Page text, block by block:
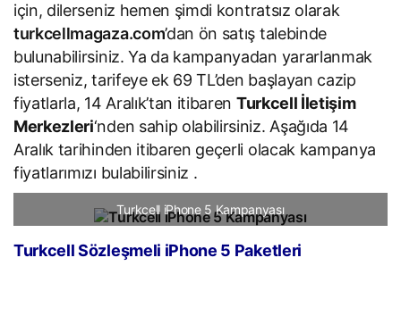
için, dilerseniz hemen şimdi kontratsız olarak
turkcellmagaza.com​’dan ön satış talebinde
bulunabilirsiniz. Ya da kampanyadan yararlanmak
isterseniz, tarifeye ek 69 TL’den başlayan cazip
fiyatlarla, 14 Aralık’tan itibaren Turkcell İletişim
Merkezleri‘nden sahip olabilirsiniz. Aşağıda 14
Aralık tarihinden itibaren geçerli olacak kampanya
fiyatlarımızı bulabilirsiniz .​
Turkcell iPhone 5 Kampanyası
Turkcell Sözleşmeli iPhone 5 Paketleri